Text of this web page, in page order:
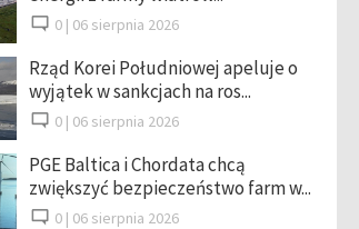
0 | 06 sierpnia 2026
Rząd Korei Południowej apeluje o
wyjątek w sankcjach na ros...
0 | 06 sierpnia 2026
PGE Baltica i Chordata chcą
zwiększyć bezpieczeństwo farm w...
0 | 06 sierpnia 2026